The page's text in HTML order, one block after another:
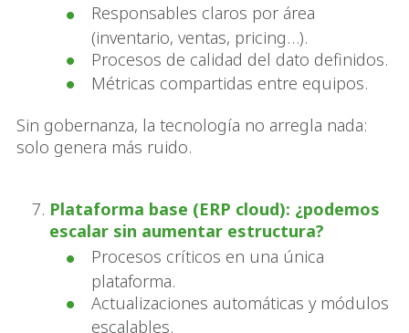
Responsables claros por área
(inventario, ventas, pricing…).
Procesos de calidad del dato definidos.
Métricas compartidas entre equipos.
Sin gobernanza, la tecnología no arregla nada:
solo genera más ruido.
Plataforma base (ERP cloud): ¿podemos
escalar sin aumentar estructura?
Procesos críticos en una única
plataforma.
Actualizaciones automáticas y módulos
escalables.